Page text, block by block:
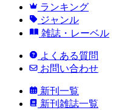
ランキング
ジャンル
雑誌・レーベル
よくある質問
お問い合わせ
新刊一覧
新刊雑誌一覧